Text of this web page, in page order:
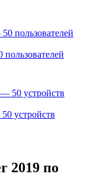
устройств
2019 по